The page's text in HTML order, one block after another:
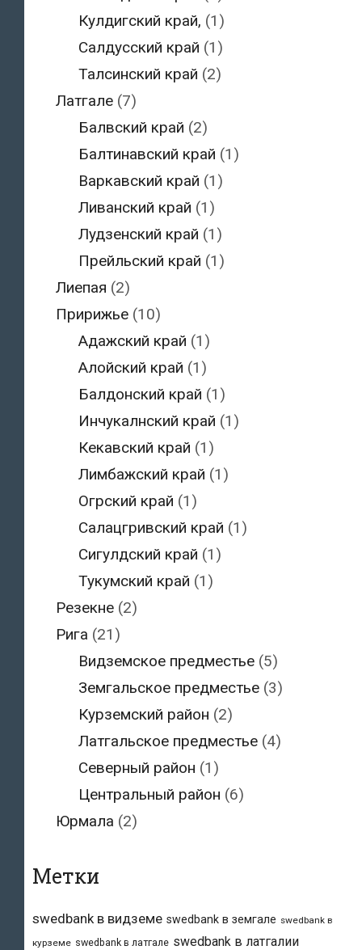
Кулдигский край, (1)
Салдусский край (1)
Талсинский край (2)
Латгале(7)
Балвский край (2)
Балтинавский край (1)
Варкавский край (1)
Ливанский край (1)
Лудзенский край (1)
Прейльский край (1)
Лиепая (2)
Пририжье(10)
Адажский край (1)
Алойский край (1)
Балдонский край (1)
Инчукалнский край (1)
Кекавский край (1)
Лимбажский край (1)
Огрский край (1)
Салацгривский край (1)
Сигулдский край (1)
Тукумский край (1)
Резекне(2)
Рига (21)
Видземское предместье (5)
Земгальское предместье (3)
Курземский район (2)
Латгальское предместье (4)
Северный район (1)
Центральный район (6)
Юрмала (2)
Метки
swedbank в видземе swedbank в земгале swedbank в
курземе swedbank в латгале swedbank в латгалии